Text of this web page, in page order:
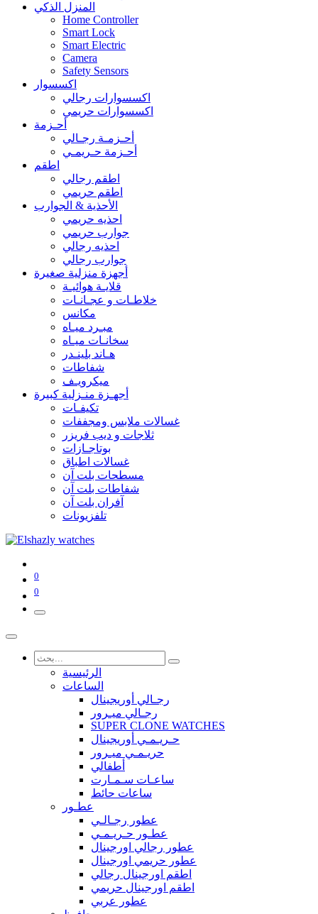
المنزل الذكي
Home Controller
Smart Lock
Smart Electric
Camera
Safety Sensors
اكسسوار
اكسسوارات رجالي
اكسسوارات حريمي
أحـزمة
أحـزمـة رجـالي
أحـزمة حـريمـي
اطقم
اطقم رجالي
اطقم حريمي
الأحذية & الجوارب
احذيه حريمي
جوارب حريمي
احذيه رجالي
جوارب رجالي
أجهزة منزلية صغيرة
قلايـة هوائيـة
خلاطـات و عجـانـات
مكانس
مبـرد ميـاه
سخانـات ميـاه
هـاند بلينـدر
شفاطات
ميكرويـف
أجهـزة منـزلية كبيرة
تكيفـات
غسالات ملابس ومجففات
ثلاجات و ديب فريزر
بوتاجـازات
غسالات اطباق
مسطحات بلت آن
شفاطات بلت آن
آفران بلت آن
تلفزيونات
0
0
الرئيسية
الساعات
رجـالي أوريجينال
رجـالي ميـرور
SUPER CLONE WATCHES
حـريـمـي أوريجينال
حريـمـي ميـرور
أطفالي
ساعـات سـمـارت
ساعات حائط
عطـور
عطور رجـالـي
عطـور حـريـمـي
عطور رجالي اورجينال
عطور حريمي اورجينال
اطقم اورجينال رجالي
اطقم اورجينال حريمي
عطور عربي